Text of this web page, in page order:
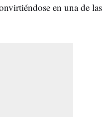
en una de las